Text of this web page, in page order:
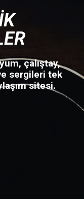
çalıştay,
sergileri tek
sitesi.